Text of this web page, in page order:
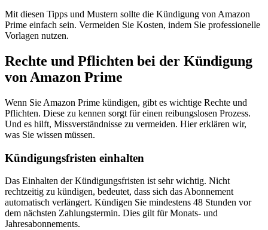
Mit diesen Tipps und Mustern sollte die Kündigung von Amazon
Prime einfach sein. Vermeiden Sie Kosten, indem Sie professionelle
Vorlagen nutzen.
Rechte und Pflichten bei der Kündigung
von Amazon Prime
Wenn Sie Amazon Prime kündigen, gibt es wichtige Rechte und
Pflichten. Diese zu kennen sorgt für einen reibungslosen Prozess.
Und es hilft, Missverständnisse zu vermeiden. Hier erklären wir,
was Sie wissen müssen.
Kündigungsfristen einhalten
Das Einhalten der Kündigungsfristen ist sehr wichtig. Nicht
rechtzeitig zu kündigen, bedeutet, dass sich das Abonnement
automatisch verlängert. Kündigen Sie mindestens 48 Stunden vor
dem nächsten Zahlungstermin. Dies gilt für Monats- und
Jahresabonnements.